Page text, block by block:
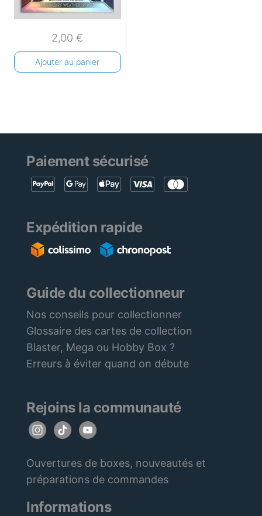
2,00€
Ajouter au panier
Paiement sécurisé
Expédition rapide
Guide du collectionneur
Nos conseils pour collectionner
Glossaire des cartes de collection
Blaster, Mega ou Hobby Box ?
Erreurs à éviter quand on débute
Rejoins la communauté
Ouvertures de boxes, nouveautés et
préparations de commandes
Informations